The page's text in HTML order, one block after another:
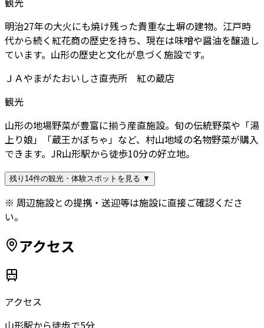
明治27年の大火にも焼け残った貴重な土塀の建物。江戸時
代から続く紅花商の歴史を持ち、現在は味噌や醤油を醸造し
ています。山形の歴史と文化が息づく施設です。
ＪＡやまがたおいしさ直売所 紅の蔵店
観光
山形の地場野菜が豊富に揃う産直施設。旬の伝統野菜や「湯
上り娘」「蔵王かぼちゃ」など、村山地域の名物野菜が購入
できます。JR山形駅から徒歩10分の好立地。
残り14件の観光・体験スポットを見る ▼
※ 周辺施設との提携・送迎等は施設に直接ご確認くださ
い。
アクセス
アクセス
山形駅から徒歩で5分